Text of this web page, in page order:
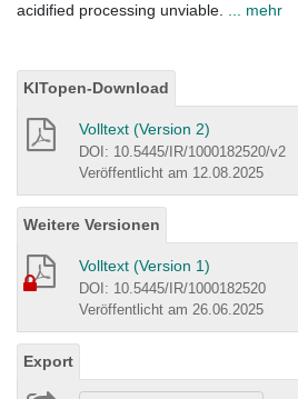
acidified processing unviable.
... mehr
KITopen-Download
Volltext (Version 2)
DOI: 10.5445/IR/1000182520/v2
Veröffentlicht am 12.08.2025
Weitere Versionen
Volltext (Version 1)
DOI: 10.5445/IR/1000182520
Veröffentlicht am 26.06.2025
Export